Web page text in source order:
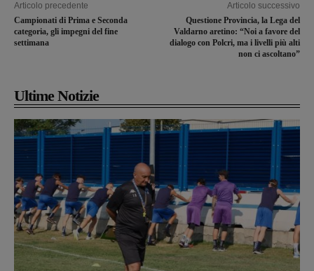
Articolo precedente
Campionati di Prima e Seconda
categoria, gli impegni del fine
settimana
Articolo successivo
Questione Provincia, la Lega del
Valdarno aretino: “Noi a favore del
dialogo con Polcri, ma i livelli più alti
non ci ascoltano”
Ultime Notizie